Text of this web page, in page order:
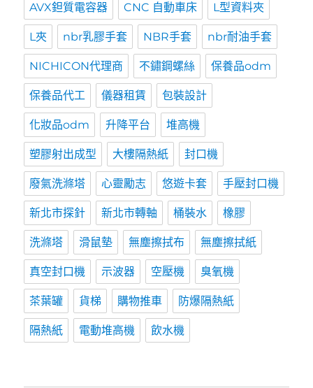
AVX鉭質電容器 CNC 自動車床 L型資料夾
L夾 nbr乳膠手套 NBR手套 nbr耐油手套
NICHICON代理商 不鏽鋼螺絲 保養品odm
保養品代工 儀器租賃 包裝設計
化妝品odm 升降平台 堆高機
塑膠射出成型 大樓隔熱紙 封口機
廢氣洗滌塔 心靈勵志 悠遊卡套 手壓封口機
新北市探針 新北市轉軸 桶裝水 橡膠
洗滌塔 滑鼠墊 無塵擦拭布 無塵擦拭紙
真空封口機 示波器 空壓機 臭氧機
茶葉罐 貨梯 購物推車 防爆隔熱紙
隔熱紙 電動堆高機 飲水機